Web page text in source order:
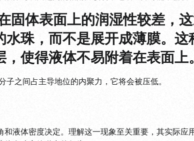
固体表面上的润湿性较差，
珠，而不是展开成薄膜。
使得液体不易附着在表面上。
之间占主导地位的内聚力，它将会被压低。
液体密度决定。理解这一现象至关重要，其实际应